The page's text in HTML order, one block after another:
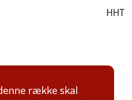
HHT
række skal